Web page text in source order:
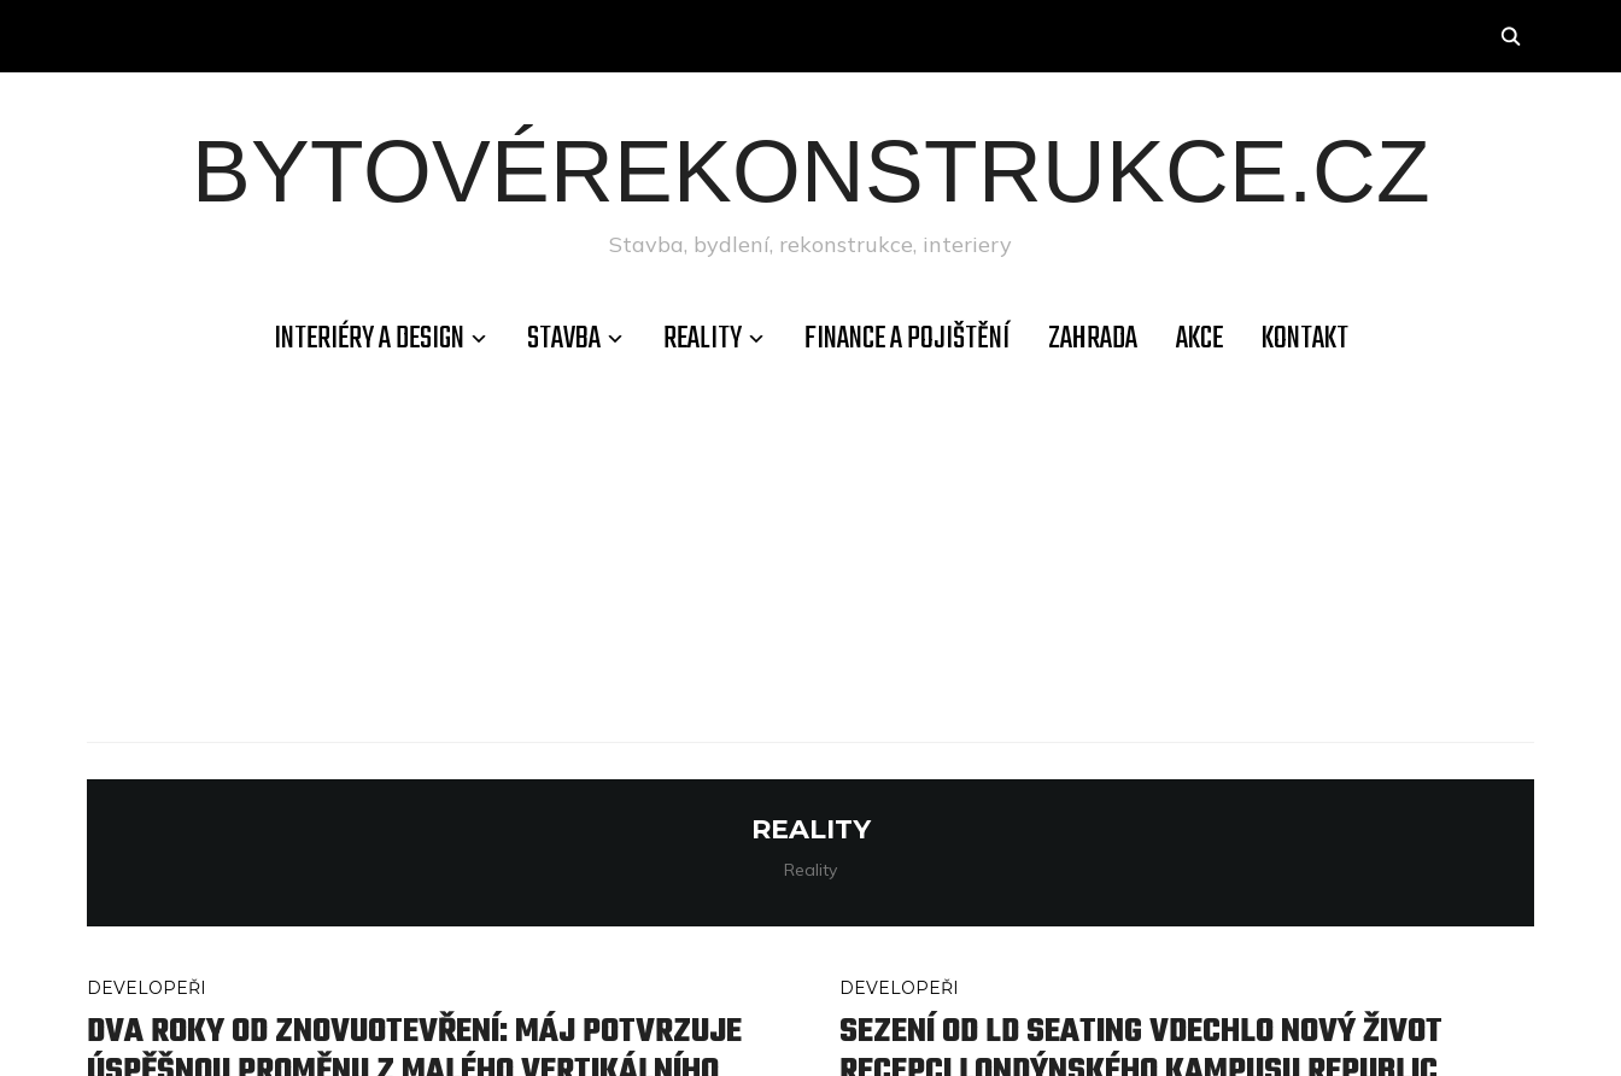
BYTOVÉREKONSTRUKCE.CZ
Stavba, bydlení, rekonstrukce, interiery
INTERIÉRY A DESIGN STAVBA REALITY FINANCE A POJIŠTĚNÍ ZAHRADA AKCE KONTAKT
REALITY
Reality
DEVELOPEŘI
DVA ROKY OD ZNOVUOTEVŘENÍ: MÁJ POTVRZUJE
DEVELOPEŘI
SEZENÍ OD LD SEATING VDECHLO NOVÝ ŽIVOT